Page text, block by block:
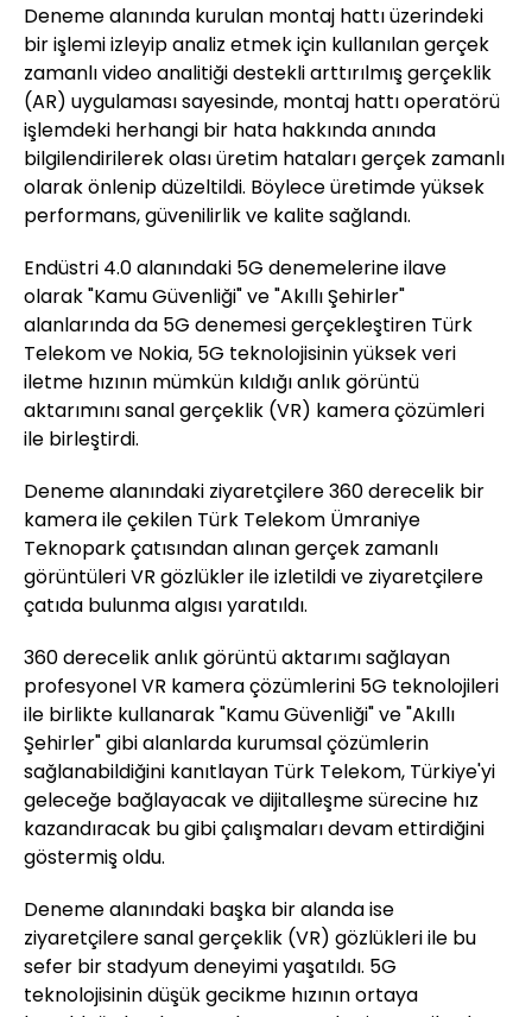
Deneme alanında kurulan montaj hattı üzerindeki
bir işlemi izleyip analiz etmek için kullanılan gerçek
zamanlı video analitiği destekli arttırılmış gerçeklik
(AR) uygulaması sayesinde, montaj hattı operatörü
işlemdeki herhangi bir hata hakkında anında
bilgilendirilerek olası üretim hataları gerçek zamanlı
olarak önlenip düzeltildi. Böylece üretimde yüksek
performans, güvenilirlik ve kalite sağlandı.
Endüstri 4.0 alanındaki 5G denemelerine ilave
olarak "Kamu Güvenliği" ve "Akıllı Şehirler"
alanlarında da 5G denemesi gerçekleştiren Türk
Telekom ve Nokia, 5G teknolojisinin yüksek veri
iletme hızının mümkün kıldığı anlık görüntü
aktarımını sanal gerçeklik (VR) kamera çözümleri
ile birleştirdi.
Deneme alanındaki ziyaretçilere 360 derecelik bir
kamera ile çekilen Türk Telekom Ümraniye
Teknopark çatısından alınan gerçek zamanlı
görüntüleri VR gözlükler ile izletildi ve ziyaretçilere
çatıda bulunma algısı yaratıldı.
360 derecelik anlık görüntü aktarımı sağlayan
profesyonel VR kamera çözümlerini 5G teknolojileri
ile birlikte kullanarak "Kamu Güvenliği" ve "Akıllı
Şehirler" gibi alanlarda kurumsal çözümlerin
sağlanabildiğini kanıtlayan Türk Telekom, Türkiye'yi
geleceğe bağlayacak ve dijitalleşme sürecine hız
kazandıracak bu gibi çalışmaları devam ettirdiğini
göstermiş oldu.
Deneme alanındaki başka bir alanda ise
ziyaretçilere sanal gerçeklik (VR) gözlükleri ile bu
sefer bir stadyum deneyimi yaşatıldı. 5G
teknolojisinin düşük gecikme hızının ortaya